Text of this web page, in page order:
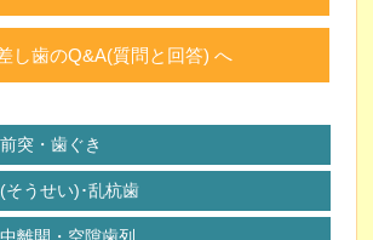
し歯のQ&A(質問と回答) へ
突・歯ぐき
そうせい)･乱杭歯